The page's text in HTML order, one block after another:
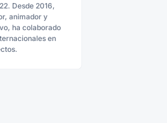
Desde 2016,
animador y
ha colaborado
en